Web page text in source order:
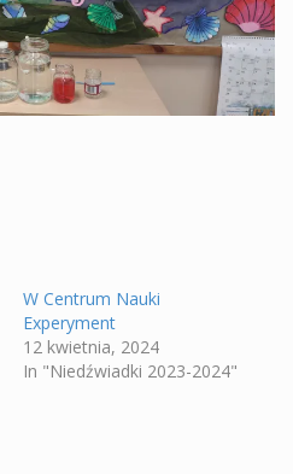
W Centrum Nauki
Experyment
12 kwietnia, 2024
In "Niedźwiadki 2023-2024"